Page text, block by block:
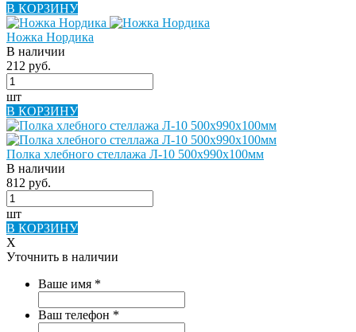
В КОРЗИНУ
Ножка Нордика
В наличии
212 руб.
шт
В КОРЗИНУ
Полка хлебного стеллажа Л-10 500х990х100мм
В наличии
812 руб.
шт
В КОРЗИНУ
X
Уточнить в наличии
Ваше имя *
Ваш телефон *